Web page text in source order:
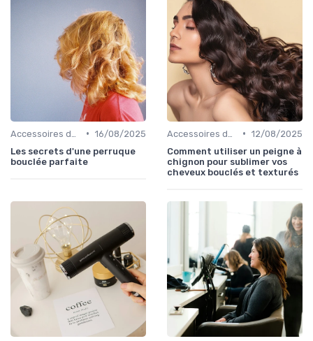
• 16/08/2025
Les secrets d'une perruque
bouclée parfaite
• 12/08/2025
Comment utiliser un peigne à
chignon pour sublimer vos
cheveux bouclés et texturés